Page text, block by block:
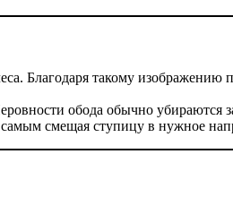
Благодаря такому изображению
обода обычно убираются
смещая ступицу в нужное